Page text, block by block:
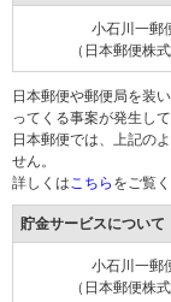
小石川一郵
（日本郵便株
日本郵便や郵便局を装
ってくる事案が発生して
日本郵便では、上記の
せん。
詳しくは こちらをご覧く
貯金サービスについて
小石川一郵
（日本郵便株